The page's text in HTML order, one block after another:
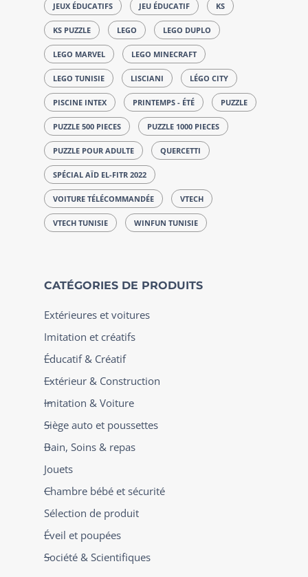
JEUX ÉDUCATIFS JEU ÉDUCATIF KS
KS PUZZLE LEGO LEGO DUPLO
LEGO MARVEL LEGO MINECRAFT
LEGO TUNISIE LISCIANI LÉGO CITY
PISCINE INTEX PRINTEMPS - ÉTÉ PUZZLE
PUZZLE 500 PIECES PUZZLE 1000 PIECES
PUZZLE POUR ADULTE QUERCETTI
SPÉCIAL AÏD EL-FITR 2022
VOITURE TÉLÉCOMMANDÉE VTECH
VTECH TUNISIE WINFUN TUNISIE
CATÉGORIES DE PRODUITS
Extérieures et voitures
Imitation et créatifs
Éducatif & Créatif
Extérieur & Construction
Imitation & Voiture
Siège auto et poussettes
Bain, Soins & repas
Jouets
Chambre bébé et sécurité
Sélection de produit
Éveil et poupées
Société & Scientifiques